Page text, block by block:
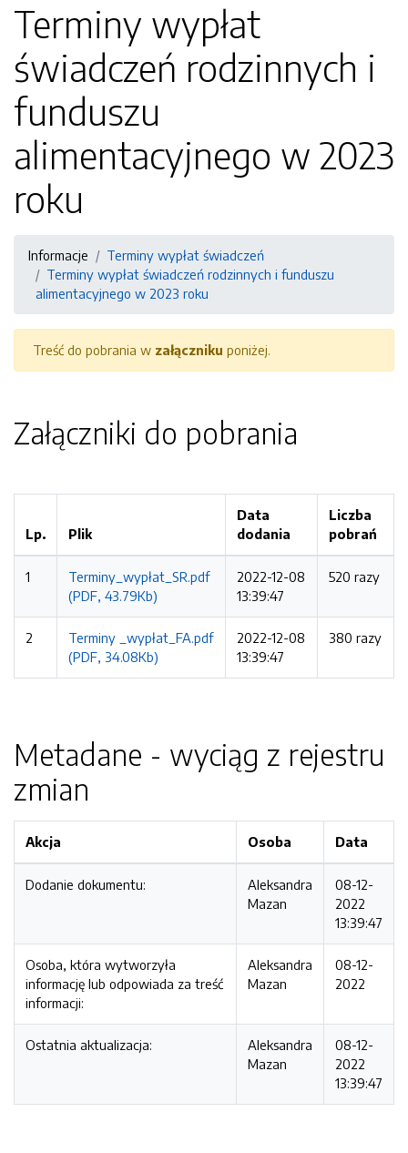
Terminy wypłat
świadczeń rodzinnych i
funduszu
alimentacyjnego w 2023
roku
Informacje
Terminy wypłat świadczeń
Terminy wypłat świadczeń rodzinnych i funduszu
alimentacyjnego w 2023 roku
Treść do pobrania w załączniku poniżej.
Załączniki do pobrania
Lp. Plik
Data
dodania
Liczba
pobrań
1
Terminy_wypłat_SR.pdf
(PDF, 43.79Kb)
2022-12-08
13:39:47
520 razy
2
Terminy _wypłat_FA.pdf
(PDF, 34.08Kb)
2022-12-08
13:39:47
380 razy
Metadane - wyciąg z rejestru
zmian
Akcja Osoba Data
Dodanie dokumentu:
Aleksandra
Mazan
08-12-
2022
13:39:47
Osoba, która wytworzyła
informację lub odpowiada za treść
informacji:
Aleksandra
Mazan
08-12-
2022
Ostatnia aktualizacja:
Aleksandra
Mazan
08-12-
2022
13:39:47